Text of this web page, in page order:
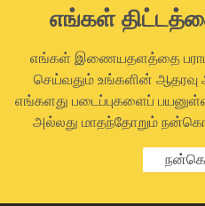
எங்கள்
எங்கள் இணையதளத்தை
செய்வதும் உங்களின் ஆதரவு
எங்களது படைப்புகளைப்
அல்லது மாதந்தோறும்